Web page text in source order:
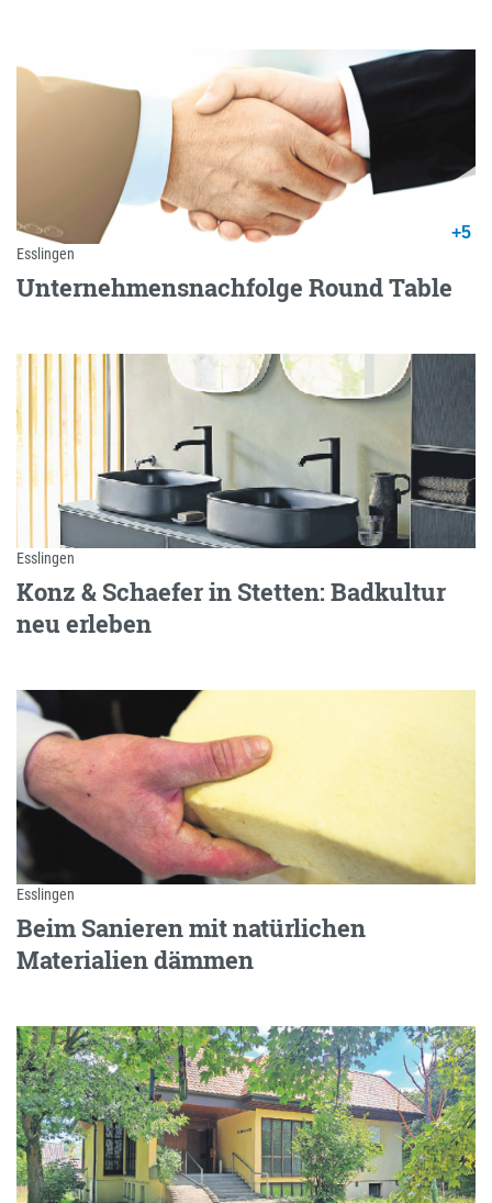
+5
Esslingen
Unternehmensnachfolge Round Table
Esslingen
Konz & Schaefer in Stetten: Badkultur
neu erleben
Esslingen
Beim Sanieren mit natürlichen
Materialien dämmen